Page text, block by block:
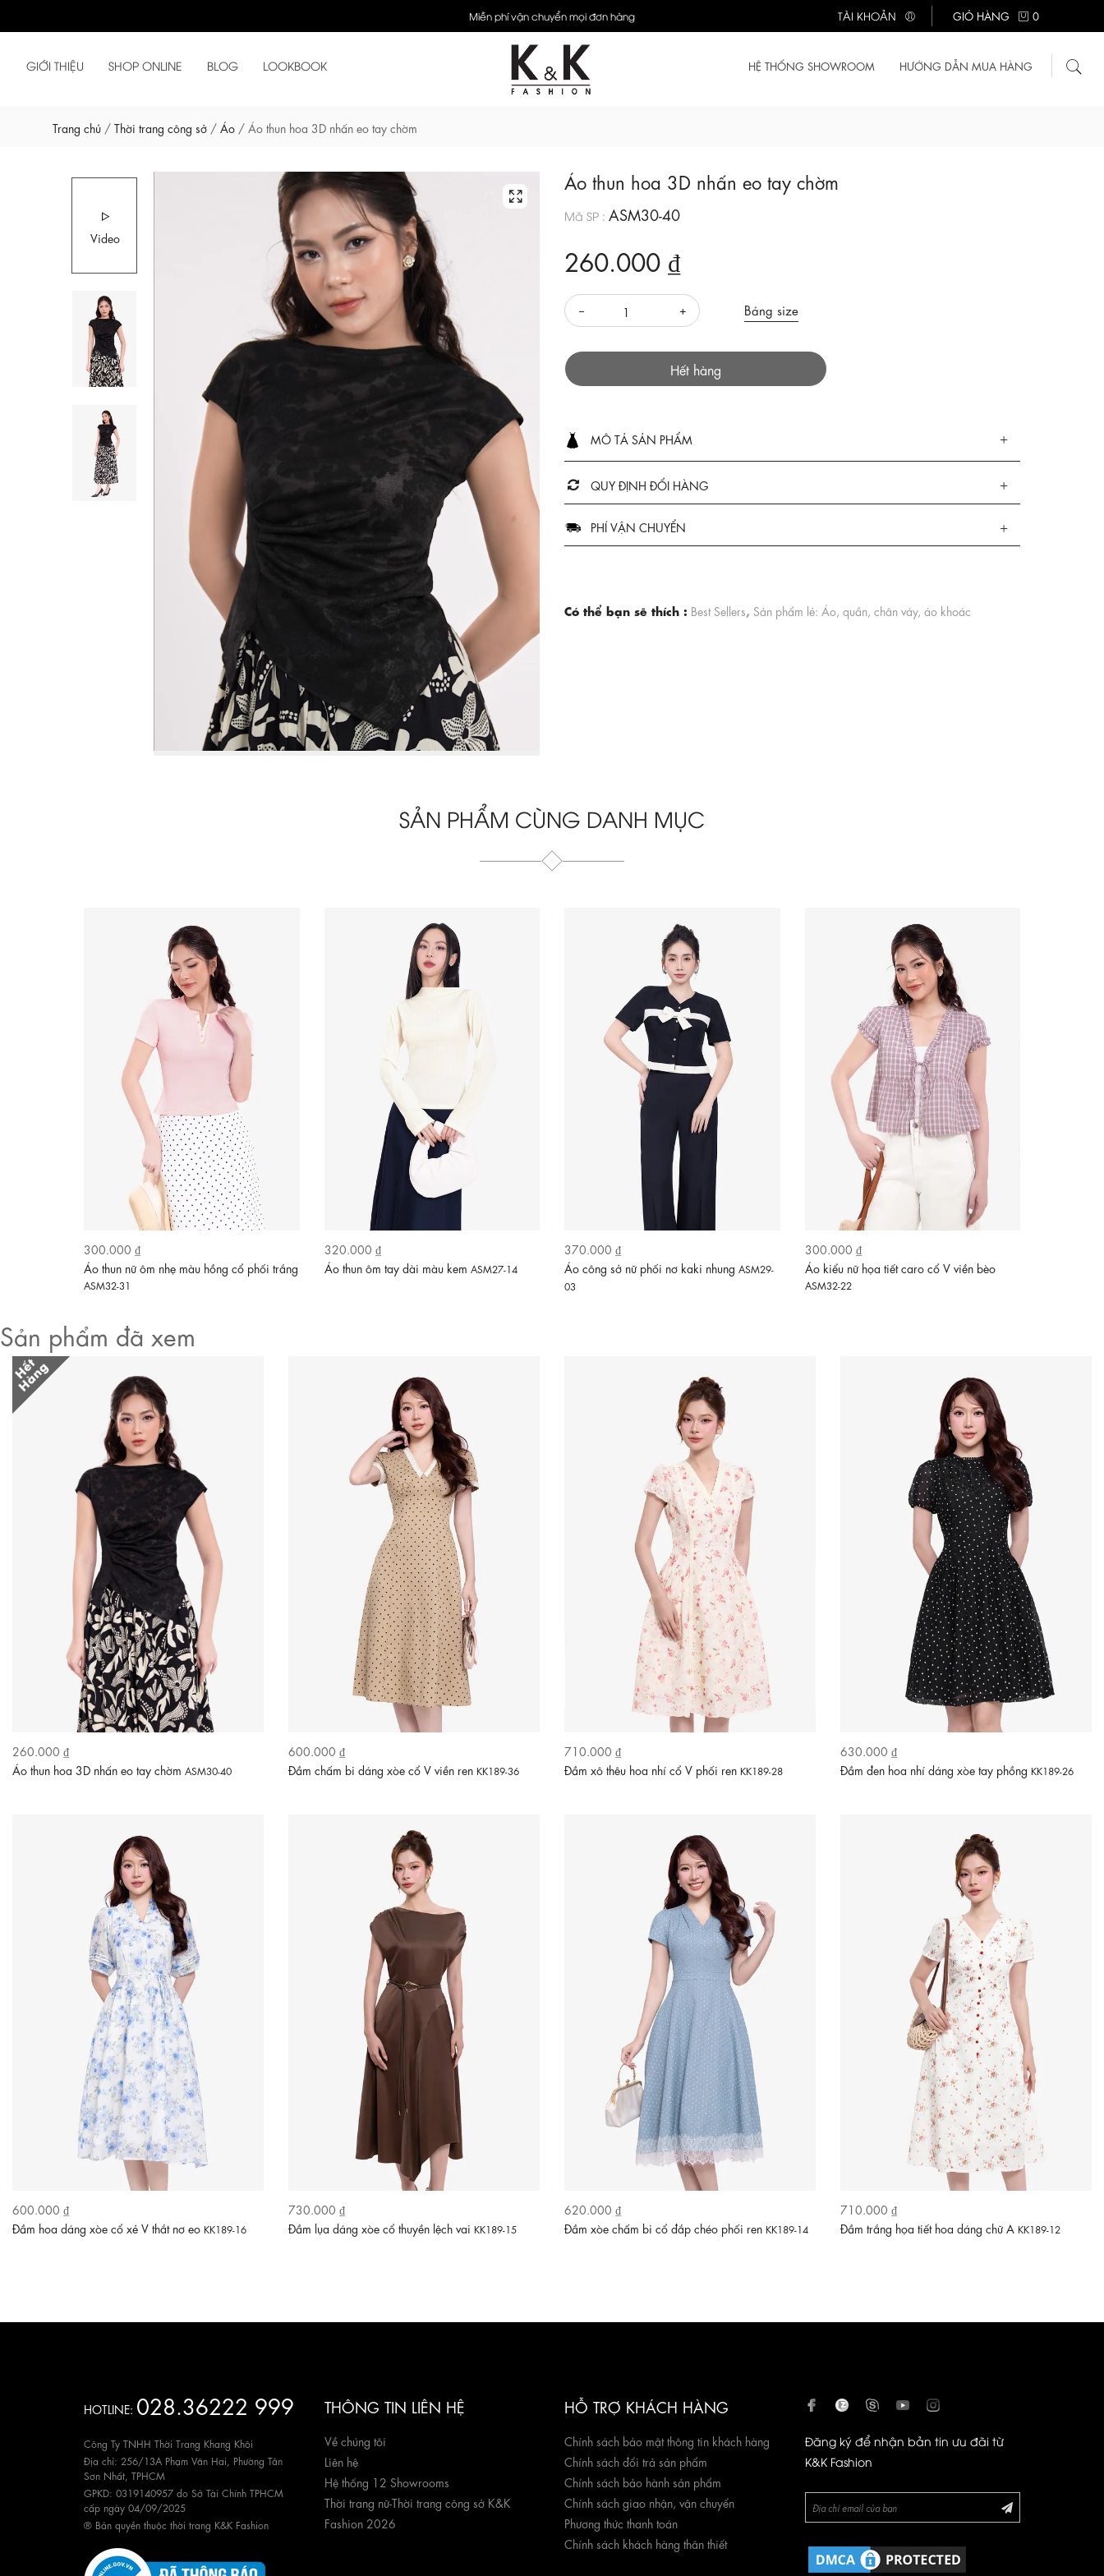
Miễn phí vận chuyển mọi đơn hàng TÀI KHOẢN GIỎ HÀNG 0
GIỚI THIỆU SHOP ONLINE BLOG LOOKBOOK HỆ THỐNG SHOWROOM HƯỚNG DẪN MUA HÀNG
Trang chủ / Thời trang công sở / Áo / Áo thun hoa 3D nhấn eo tay chờm
Video
Áo thun hoa 3D nhấn eo tay chờm
Mã SP : ASM30-40
260.000 ₫
Bảng size
Hết hàng
MÔ TẢ SẢN PHẨM
QUY ĐỊNH ĐỔI HÀNG
PHÍ VẬN CHUYỂN
Có thể bạn sẽ thích : Best Sellers, Sản phẩm lẻ: Áo, quần, chân váy, áo khoác
SẢN PHẨM CÙNG DANH MỤC
300.000 ₫
Áo thun nữ ôm nhẹ màu hồng cổ phối trắng
ASM32-31
320.000 ₫
Áo thun ôm tay dài màu kem ASM27-14
370.000 ₫
Áo công sở nữ phối nơ kaki nhung ASM29-
03
300.000 ₫
Áo kiểu nữ họa tiết caro cổ V viền bèo
ASM32-22
Sản phẩm đã xem
260.000 ₫
Áo thun hoa 3D nhấn eo tay chờm ASM30-40
600.000 ₫
Đầm chấm bi dáng xòe cổ V viền ren KK189-36
710.000 ₫
Đầm xô thêu hoa nhí cổ V phối ren KK189-28
630.000 ₫
Đầm đen hoa nhí dáng xòe tay phồng KK189-26
600.000 ₫
Đầm hoa dáng xòe cổ xẻ V thắt nơ eo KK189-16
730.000 ₫
Đầm lụa dáng xòe cổ thuyền lệch vai KK189-15
620.000 ₫
Đầm xòe chấm bi cổ đắp chéo phối ren KK189-14
710.000 ₫
Đầm trắng họa tiết hoa dáng chữ A KK189-12
HOTLINE: 028.36222 999
Công Ty TNHH Thời Trang Khang Khôi
Địa chỉ: 256/13A Phạm Văn Hai, Phường Tân
Sơn Nhất, TPHCM
GPKD: 0319140957 do Sở Tài Chính TPHCM
cấp ngày 04/09/2025
® Bản quyền thuộc thời trang K&K Fashion
THÔNG TIN LIÊN HỆ
Về chúng tôi
Liên hệ
Hệ thống 12 Showrooms
Thời trang nữ-Thời trang công sở K&K
Fashion 2026
HỖ TRỢ KHÁCH HÀNG
Chính sách bảo mật thông tin khách hàng
Chính sách đổi trả sản phẩm
Chính sách bảo hành sản phẩm
Chính sách giao nhận, vận chuyển
Phương thức thanh toán
Chính sách khách hàng thân thiết
Đăng ký để nhận bản tin ưu đãi từ
K&K Fashion